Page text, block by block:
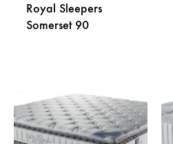
Royal Sleepers
Somerset 90
LISTU
ŽELJA